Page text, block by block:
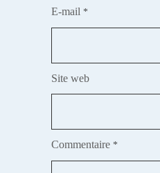
E-mail *
Site web
Commentaire *